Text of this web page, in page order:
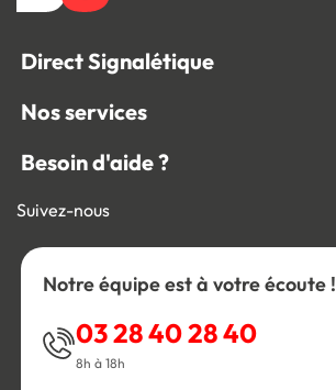
Direct Signalétique
Nos services
Besoin d'aide ?
Suivez-nous
Notre équipe est à votre écoute !
03 28 40 28 40
8h à 18h